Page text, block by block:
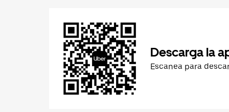
Descarga la
Escanea para